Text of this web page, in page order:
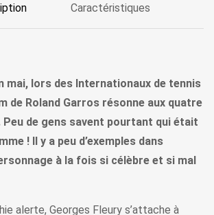
Caractéristiques
mai, lors des Internationaux de tennis
de Roland Garros résonne aux quatre
Peu de gens savent pourtant qui était
! Il y a peu d’exemples dans
à la fois si célèbre et si mal
alerte, Georges Fleury s’attache à